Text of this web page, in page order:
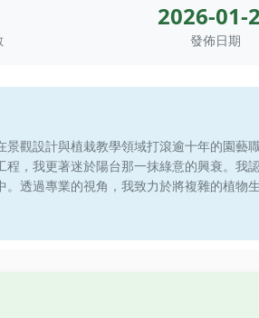
2026-01-
發佈日期
景觀設計與植栽教學領域打滾逾十年的園藝
程，我更著迷於陽台那一抹綠意的興衰。我
。透過專業的視角，我致力於將複雜的植物